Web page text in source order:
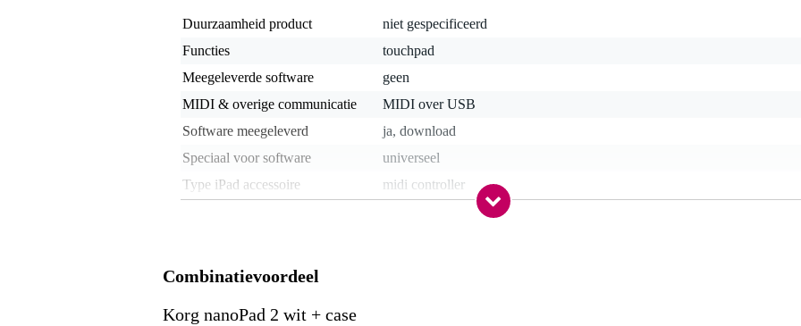
Duurzaamheid product
niet gespecificeerd
Functies
touchpad
Meegeleverde software
geen
MIDI & overige communicatie
MIDI over USB
Software meegeleverd
ja, download
Speciaal voor software
universeel
Type iPad accessoire
midi controller
generieke controller
Gewicht(incl. verpakking)
Afmeting(incl. verpakking)
Combinatievoordeel
Korg nanoPad 2 wit + case